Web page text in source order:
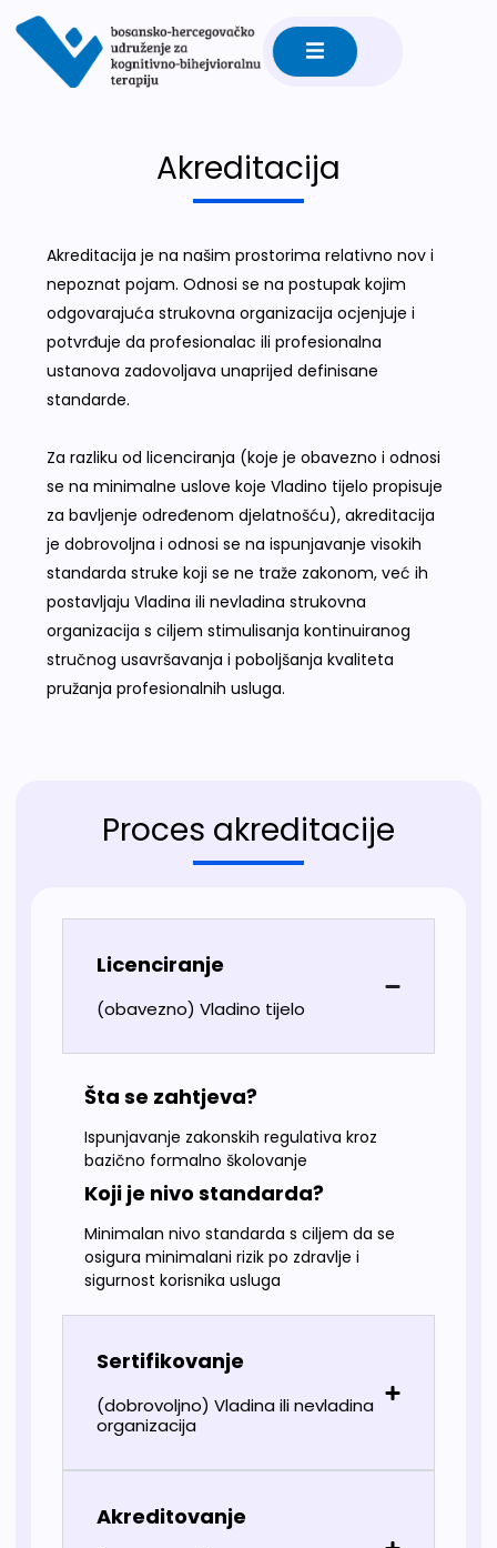
Akreditacija
Akreditacija je na našim prostorima relativno nov i
nepoznat pojam. Odnosi se na postupak kojim
odgovarajuća strukovna organizacija ocjenjuje i
potvrđuje da profesionalac ili profesionalna
ustanova zadovoljava unaprijed definisane
standarde.
Za razliku od licenciranja (koje je obavezno i odnosi
se na minimalne uslove koje Vladino tijelo propisuje
za bavljenje određenom djelatnošću), akreditacija
je dobrovoljna i odnosi se na ispunjavanje visokih
standarda struke koji se ne traže zakonom, već ih
postavljaju Vladina ili nevladina strukovna
organizacija s ciljem stimulisanja kontinuiranog
stručnog usavršavanja i poboljšanja kvaliteta
pružanja profesionalnih usluga.
Proces akreditacije
Licenciranje
(obavezno) Vladino tijelo
Šta se zahtjeva?
Ispunjavanje zakonskih regulativa kroz
bazično formalno školovanje
Koji je nivo standarda?
Minimalan nivo standarda s ciljem da se
osigura minimalani rizik po zdravlje i
sigurnost korisnika usluga
Sertifikovanje
(dobrovoljno) Vladina ili nevladina
organizacija
Akreditovanje